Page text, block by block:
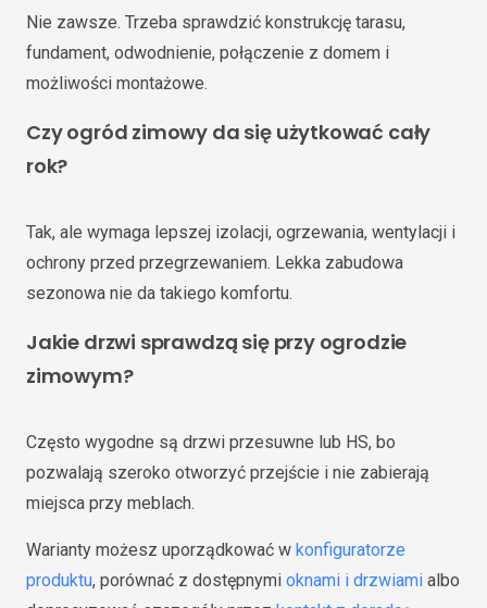
Nie zawsze. Trzeba sprawdzić konstrukcję tarasu,
fundament, odwodnienie, połączenie z domem i
możliwości montażowe.
Czy ogród zimowy da się użytkować cały
rok?
Tak, ale wymaga lepszej izolacji, ogrzewania, wentylacji i
ochrony przed przegrzewaniem. Lekka zabudowa
sezonowa nie da takiego komfortu.
Jakie drzwi sprawdzą się przy ogrodzie
zimowym?
Często wygodne są drzwi przesuwne lub HS, bo
pozwalają szeroko otworzyć przejście i nie zabierają
miejsca przy meblach.
Warianty możesz uporządkować w konfiguratorze
produktu, porównać z dostępnymi oknami i drzwiami albo